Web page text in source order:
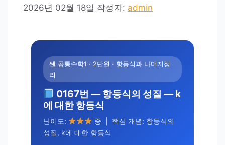
2026년 02월 18일 작성자: admin
쎈 공통수학1 · 2단원 · 항등식과 나머지정
리
0167번 — 항등식의 성질 — k
에 대한 항등식
난이도:
중 | 핵심 개념: 항등식의
성질, k에 대한 항등식